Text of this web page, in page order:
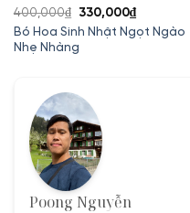
Bó Hoa Sinh Nhật Ngọt Ngào
Nhẹ Nhàng
400,000₫
Giá
gốc
là:
330,000₫Giá
hiện
Poong Nguyễn